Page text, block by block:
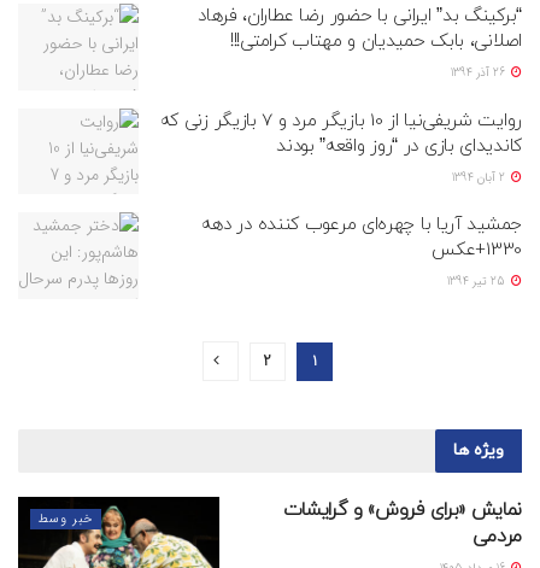
“برکینگ بد” ایرانی با حضور رضا عطاران، فرهاد
اصلانی، بابک حمیدیان و مهتاب کرامتی!!!
روایت شریفی‌نیا از 10 بازیگر مرد و 7 بازیگر زنی که
کاندیدای بازی در “روز واقعه” بودند
جمشید آریا با چهره‌ای مرعوب کننده در دهه
1330+عکس
1
2
ویژه ها
خبر وسط
نمایش «برای فروش» و گرایشات
مردمی